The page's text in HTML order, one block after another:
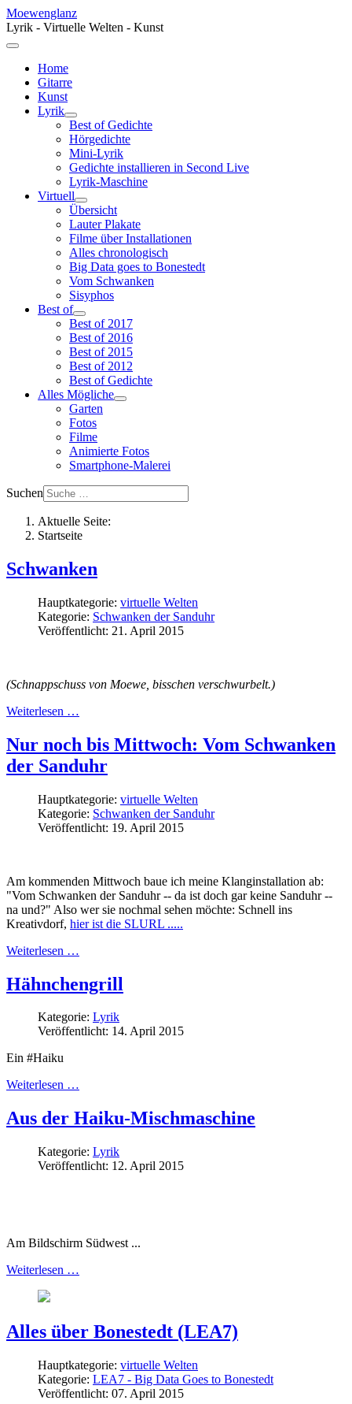
Moewenglanz
Lyrik - Virtuelle Welten - Kunst
Home
Gitarre
Kunst
Lyrik
Best of Gedichte
Hörgedichte
Mini-Lyrik
Gedichte installieren in Second Live
Lyrik-Maschine
Virtuell
Übersicht
Lauter Plakate
Filme über Installationen
Alles chronologisch
Big Data goes to Bonestedt
Vom Schwanken
Sisyphos
Best of
Best of 2017
Best of 2016
Best of 2015
Best of 2012
Best of Gedichte
Alles Mögliche
Garten
Fotos
Filme
Animierte Fotos
Smartphone-Malerei
Suchen
Aktuelle Seite:
Startseite
Schwanken
Hauptkategorie: virtuelle Welten
Kategorie: Schwanken der Sanduhr
Veröffentlicht: 21. April 2015
(Schnappschuss von Moewe, bisschen verschwurbelt.)
Weiterlesen …
Nur noch bis Mittwoch: Vom Schwanken
der Sanduhr
Hauptkategorie: virtuelle Welten
Kategorie: Schwanken der Sanduhr
Veröffentlicht: 19. April 2015
Am kommenden Mittwoch baue ich meine Klanginstallation ab:
"Vom Schwanken der Sanduhr -- da ist doch gar keine Sanduhr --
na und?" Also wer sie nochmal sehen möchte: Schnell ins
Kreativdorf, hier ist die SLURL .....
Weiterlesen …
Hähnchengrill
Kategorie: Lyrik
Veröffentlicht: 14. April 2015
Ein #Haiku
Weiterlesen …
Aus der Haiku-Mischmaschine
Kategorie: Lyrik
Veröffentlicht: 12. April 2015
Am Bildschirm Südwest ...
Weiterlesen …
Alles über Bonestedt (LEA7)
Hauptkategorie: virtuelle Welten
Kategorie: LEA7 - Big Data Goes to Bonestedt
Veröffentlicht: 07. April 2015